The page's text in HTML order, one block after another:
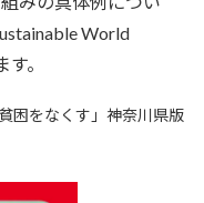
World
。
困をなくす」神奈川県版